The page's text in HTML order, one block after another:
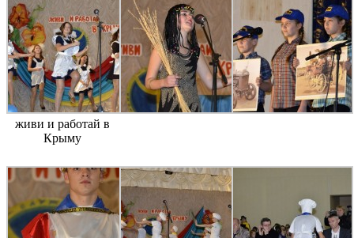
живи и работай в
Крыму